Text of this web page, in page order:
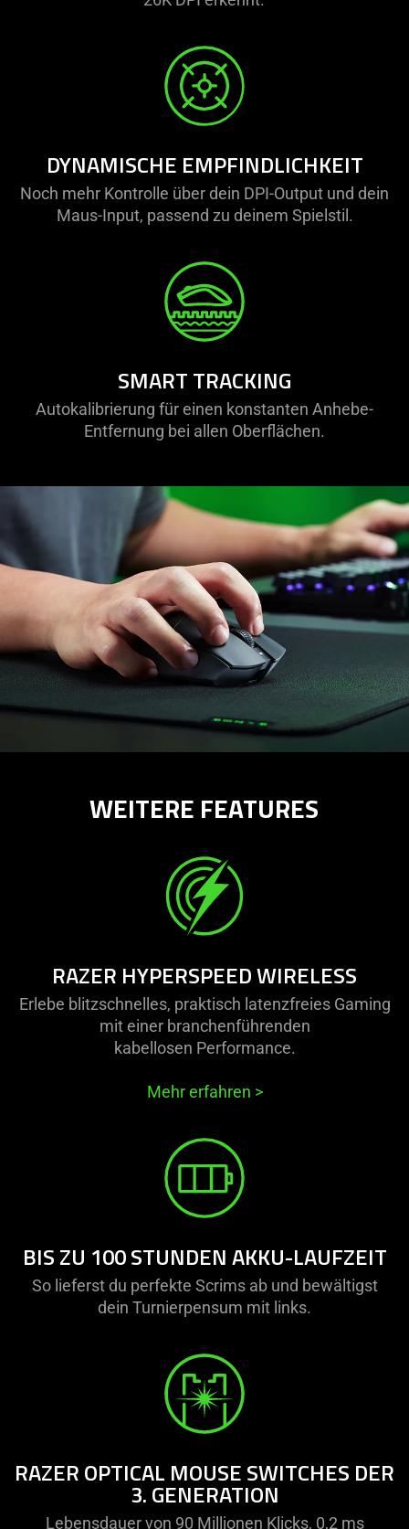
DYNAMISCHE EMPFINDLICHKEIT
Noch mehr Kontrolle über dein DPI-Output und dein
Maus-Input, passend zu deinem Spielstil.
SMART TRACKING
Autokalibrierung für einen konstanten Anhebe-
Entfernung bei allen Oberflächen.
WEITERE FEATURES
RAZER HYPERSPEED WIRELESS
Erlebe blitzschnelles, praktisch latenzfreies Gaming
mit einer branchenführenden
kabellosen Performance.
Mehr erfahren >
BIS ZU 100 STUNDEN AKKU-LAUFZEIT
So lieferst du perfekte Scrims ab und bewältigst
dein Turnierpensum mit links.
RAZER OPTICAL MOUSE SWITCHES DER
3. GENERATION
Lebensdauer von 90 Millionen Klicks, 0,2 ms